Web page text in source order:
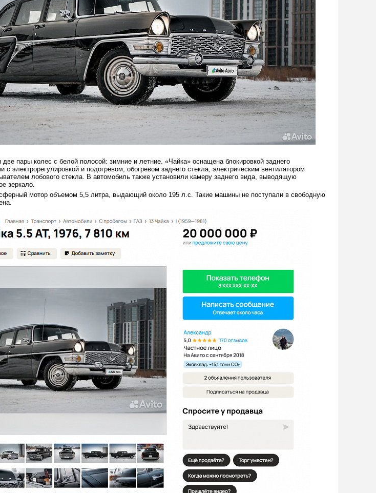
две пары колес с белой полосой: зимние и летние. «Чайка» оснащена блокировкой заднего
электрорегулировкой и подогревом, обогревом заднего стекла, электрическим вентилятором
лобового стекла. В автомобиль также установили камеру заднего вида, выводящую
зеркало.
мотор объемом 5,5 литра, выдающий около 195 л.с. Такие машины не поступали в свободную